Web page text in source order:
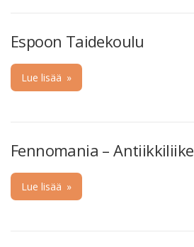
Espoon Taidekoulu
Lue lisää »
Fennomania – Antiikkiliike
Lue lisää »